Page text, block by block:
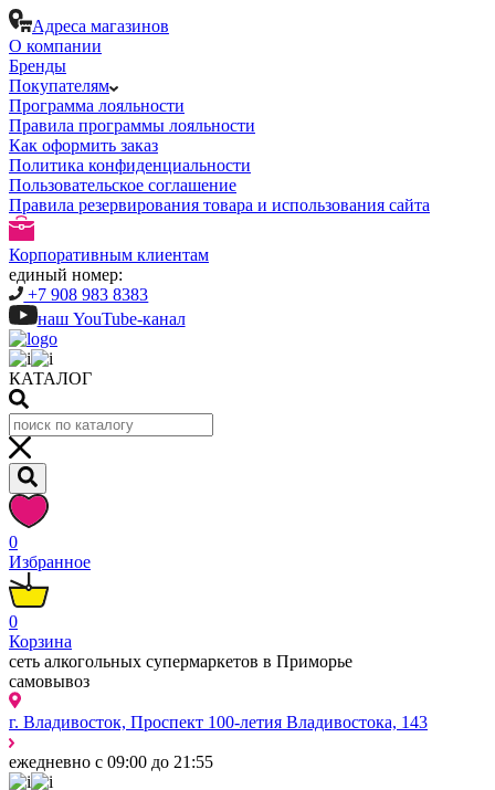
Адреса магазинов
О компании
Бренды
Покупателям
Программа лояльности
Правила программы лояльности
Как оформить заказ
Политика конфиденциальности
Пользовательское соглашение
Правила резервирования товара и использования сайта
Корпоративным клиентам
единый номер:
+7 908 983 8383
наш YouTube-канал
КАТАЛОГ
0
Избранное
0
Корзина
сеть алкогольных супермаркетов в Приморье
самовывоз
г. Владивосток, Проспект 100-летия Владивостока, 143
ежедневно с 09:00 до 21:55